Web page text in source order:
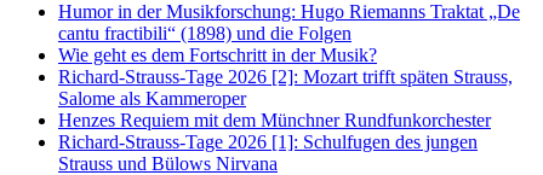
Humor in der Musikforschung: Hugo Riemanns Traktat „De
cantu fractibili“ (1898) und die Folgen
Wie geht es dem Fortschritt in der Musik?
Richard-Strauss-Tage 2026 [2]: Mozart trifft späten Strauss,
Salome als Kammeroper
Henzes Requiem mit dem Münchner Rundfunkorchester
Richard-Strauss-Tage 2026 [1]: Schulfugen des jungen
Strauss und Bülows Nirvana